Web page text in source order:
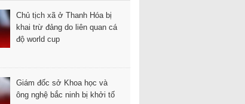
Chủ tịch xã ở Thanh Hóa bị
khai trừ đảng do liên quan cá
độ world cup
Giám đốc sở Khoa học và
ông nghệ bắc ninh bị khởi tố